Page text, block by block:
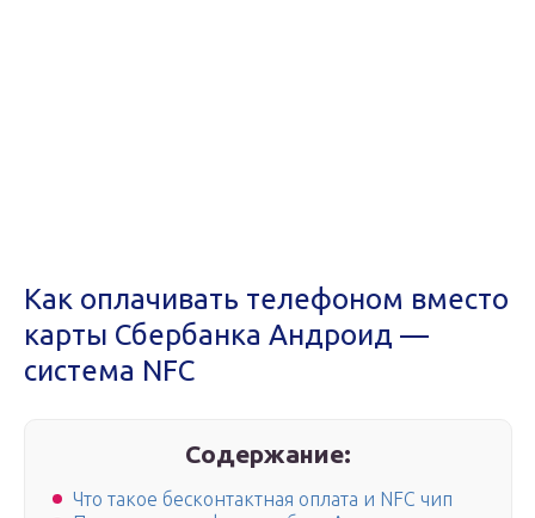
Как оплачивать телефоном вместо
карты Сбербанка Андроид —
система NFC
Содержание:
Что такое бесконтактная оплата и NFC чип